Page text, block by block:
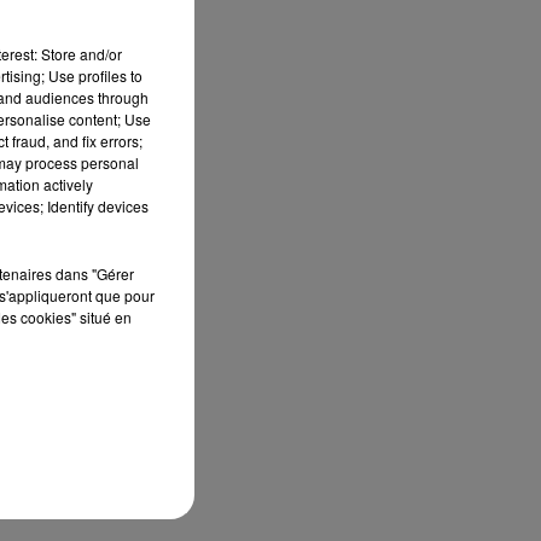
Store and/or
Use profiles to
audiences through
content; Use
fraud, and fix errors;
process personal
actively
Identify devices
dans "Gérer
que pour
cookies" situé en